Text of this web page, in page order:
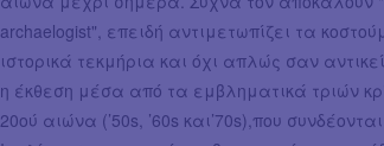
archaelogist", επειδή αντιμετωπίζει τα
ιστορικά τεκμήρια και όχι απλώς σαν
η έκθεση μέσα από τα εμβληματικά τριών
20ού αιώνα (’50s, ’60s και’70s),που